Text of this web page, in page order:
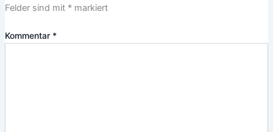
Felder sind mit *markiert
Kommentar *